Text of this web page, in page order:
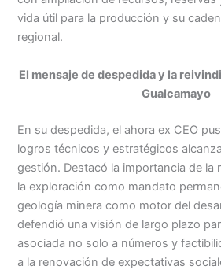
vida útil para la producción y su
regional.
El mensaje de despedida y la
Gualcamayo
En su despedida, el ahora ex CEO
logros técnicos y estratégicos
gestión. Destacó la importancia de la
la exploración como mandato
geología minera como motor del
defendió una visión de largo plazo
asociada no solo a números y
a la renovación de expectativas